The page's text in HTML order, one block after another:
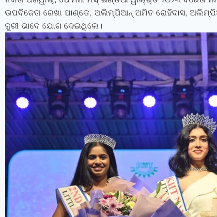
ଉପବିଜେତା ରେଖା ପାଣ୍ଡେ, ଅଲିମ୍ପିଆନ୍‍ ଅମିତ ରୋହିଦାସ,
ଜୁରୀ ଭାବେ ଯୋଗ ଦେଇଥିଲେ।